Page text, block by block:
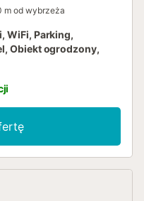
m od wybrzeża
WiFi, Parking,
Obiekt ogrodzony,